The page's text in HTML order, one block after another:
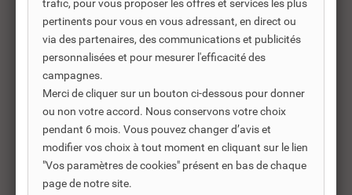
Produits complémentaires
Les produits complémentaires sont généralement des
produits connexes ou associés. Ils vous permettent soit
d’améliorer l’utilisation soit répondre à des besoins
supplémentaires.
-35%
trafic, pour vous proposer les offres et services les plus
pertinents pour vous en vous adressant, en direct ou
via des partenaires, des communications et publicités
personnalisées et pour mesurer l'efficacité des
campagnes.
Merci de cliquer sur un bouton ci-dessous pour donner
ou non votre accord. Nous conservons votre choix
pendant 6 mois. Vous pouvez changer d’avis et
modifier vos choix à tout moment en cliquant sur le lien
"Vos paramètres de cookies" présent en bas de chaque
page de notre site.